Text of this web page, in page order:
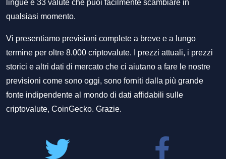
lingue e 33 valute che puoi facilmente scambiare in
qualsiasi momento.
Vi presentiamo previsioni complete a breve e a lungo
termine per oltre 8.000 criptovalute. I prezzi attuali, i prezzi
storici e altri dati di mercato che ci aiutano a fare le nostre
previsioni come sono oggi, sono forniti dalla più grande
fonte indipendente al mondo di dati affidabili sulle
criptovalute, CoinGecko. Grazie.